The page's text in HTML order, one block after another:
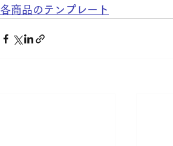
各商品のテンプレート